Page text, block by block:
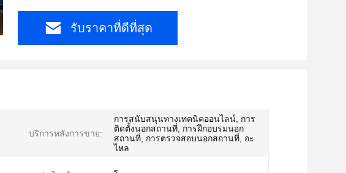
รับราคาที่ดีที่สุด
บริการหลังการขาย:
การสนับสนุนทางเทคนิคออนไลน์, การ
ติดตั้งนอกสถานที่, การฝึกอบรมนอก
สถานที่, การตรวจสอบนอกสถานที่, อะ
ไหล